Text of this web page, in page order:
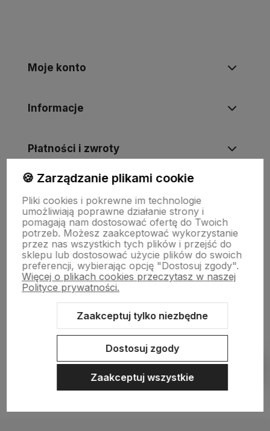
Moje konto
Informacje
Płatności i zwroty
Wsparcie
O nas
Sklep internetowy Shoper Premium
Szablon Shoper Modern 3.0™
od GrowCommerce
🍪 Zarządzanie plikami cookie
Pliki cookies i pokrewne im technologie
umożliwiają poprawne działanie strony i
pomagają nam dostosować ofertę do Twoich
potrzeb. Możesz zaakceptować wykorzystanie
przez nas wszystkich tych plików i przejść do
sklepu lub dostosować użycie plików do swoich
preferencji, wybierając opcję "Dostosuj zgody".
Więcej o plikach cookies przeczytasz w naszej
Polityce prywatności.
Zaakceptuj tylko niezbędne
Dostosuj zgody
Zaakceptuj wszystkie